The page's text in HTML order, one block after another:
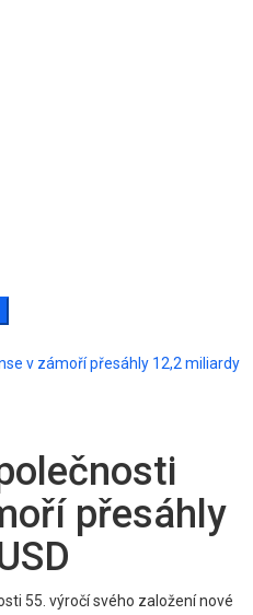
v zámoří přesáhly 12,2 miliardy
přesáhly
55. výročí svého založení nové